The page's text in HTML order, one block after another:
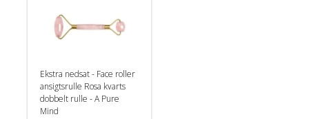
Ekstra nedsat - Face roller
ansigtsrulle Rosa kvarts
dobbelt rulle - A Pure
Mind